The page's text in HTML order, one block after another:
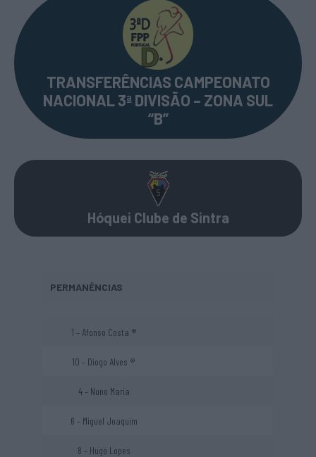
TRANSFERÊNCIAS CAMPEONATO
NACIONAL 3ª DIVISÃO – ZONA SUL
“B”
Hóquei Clube de Sintra
PERMANÊNCIAS
1 – Afonso Costa ®
10 – Diogo Alves ®
4 – Nuno Maria
6 – Miguel Joaquim
8 – Hugo Lopes